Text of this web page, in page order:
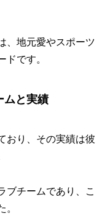
、地元愛やスポーツ
ドです。
ムと実績
おり、その実績は彼
ブチームであり、こ
。